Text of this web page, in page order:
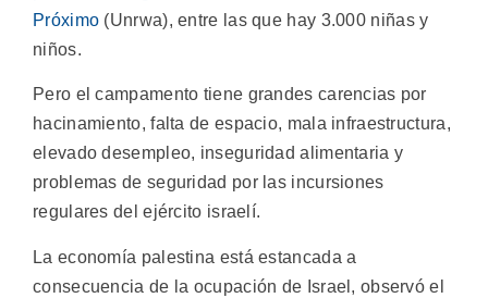
Próximo (Unrwa), entre las que hay 3.000 niñas y
niños.
Pero el campamento tiene grandes carencias por
hacinamiento, falta de espacio, mala infraestructura,
elevado desempleo, inseguridad alimentaria y
problemas de seguridad por las incursiones
regulares del ejército israelí.
La economía palestina está estancada a
consecuencia de la ocupación de Israel, observó el